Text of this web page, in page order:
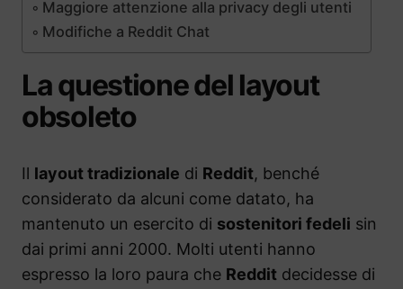
Maggiore attenzione alla privacy degli utenti
Modifiche a Reddit Chat
La questione del layout
obsoleto
Il layout tradizionale di Reddit, benché
considerato da alcuni come datato, ha
mantenuto un esercito di sostenitori fedeli sin
dai primi anni 2000. Molti utenti hanno
espresso la loro paura che Reddit decidesse di